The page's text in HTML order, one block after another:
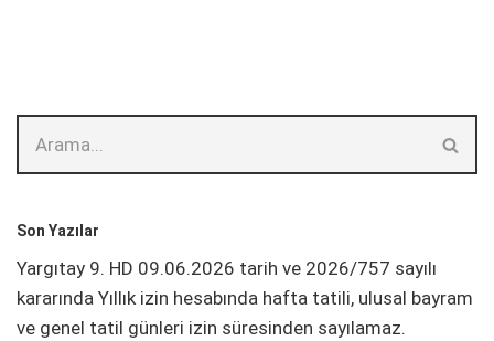
Son Yazılar
Yargıtay 9. HD 09.06.2026 tarih ve 2026/757 sayılı
kararında Yıllık izin hesabında hafta tatili, ulusal bayram
ve genel tatil günleri izin süresinden sayılamaz.